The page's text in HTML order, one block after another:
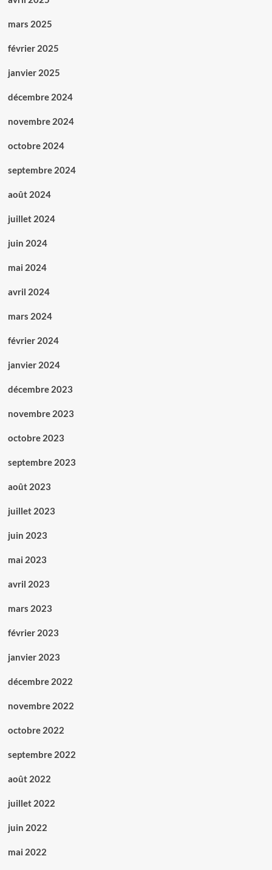
mars 2025
février 2025
janvier 2025
décembre 2024
novembre 2024
octobre 2024
septembre 2024
août 2024
juillet 2024
juin 2024
mai 2024
avril 2024
mars 2024
février 2024
janvier 2024
décembre 2023
novembre 2023
octobre 2023
septembre 2023
août 2023
juillet 2023
juin 2023
mai 2023
avril 2023
mars 2023
février 2023
janvier 2023
décembre 2022
novembre 2022
octobre 2022
septembre 2022
août 2022
juillet 2022
juin 2022
mai 2022